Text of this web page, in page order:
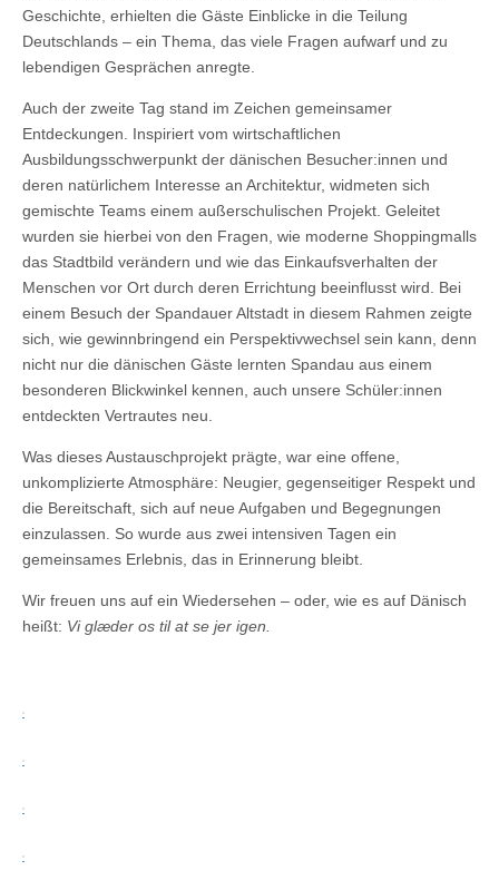
Geschichte, erhielten die Gäste Einblicke in die Teilung
Deutschlands – ein Thema, das viele Fragen aufwarf und zu
lebendigen Gesprächen anregte.
Auch der zweite Tag stand im Zeichen gemeinsamer
Entdeckungen. Inspiriert vom wirtschaftlichen
Ausbildungsschwerpunkt der dänischen Besucher:innen und
deren natürlichem Interesse an Architektur, widmeten sich
gemischte Teams einem außerschulischen Projekt. Geleitet
wurden sie hierbei von den Fragen, wie moderne Shoppingmalls
das Stadtbild verändern und wie das Einkaufsverhalten der
Menschen vor Ort durch deren Errichtung beeinflusst wird. Bei
einem Besuch der Spandauer Altstadt in diesem Rahmen zeigte
sich, wie gewinnbringend ein Perspektivwechsel sein kann, denn
nicht nur die dänischen Gäste lernten Spandau aus einem
besonderen Blickwinkel kennen, auch unsere Schüler:innen
entdeckten Vertrautes neu.
Was dieses Austauschprojekt prägte, war eine offene,
unkomplizierte Atmosphäre: Neugier, gegenseitiger Respekt und
die Bereitschaft, sich auf neue Aufgaben und Begegnungen
einzulassen. So wurde aus zwei intensiven Tagen ein
gemeinsames Erlebnis, das in Erinnerung bleibt.
Wir freuen uns auf ein Wiedersehen – oder, wie es auf Dänisch
heißt: Vi glæder os til at se jer igen.